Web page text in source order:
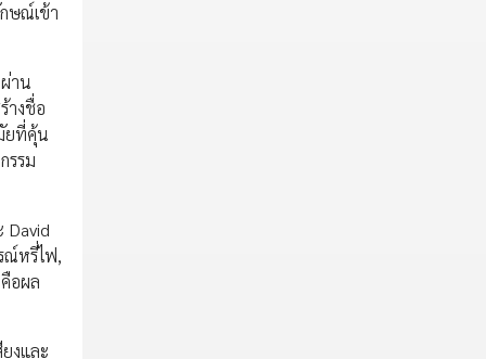
ษณ์เข้า
าน
างชื่อ
ยที่คุ้น
รรม
David
ณ์หรี่ไฟ,
อผล
งและ